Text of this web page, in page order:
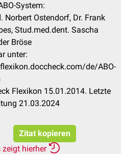
System:
Norbert Ostendorf, Dr. Frank
Stud.med.dent. Sascha
Bröse
unter:
de/ABO-
Flexikon 15.01.2014. Letzte
21.03.2024
Zitat kopieren
zeigt hierher